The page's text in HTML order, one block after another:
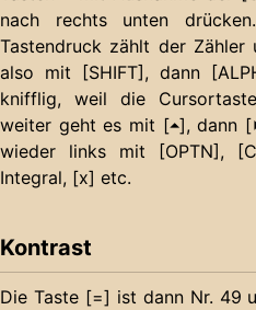
nach rechts unten
Tastendruck zählt der Zähler
also mit [SHIFT], dann
knifflig, weil die
weiter geht es mit [⏶], dann
wieder links mit [OPTN],
Integral, [x] etc.
Kontrast
Die Taste [=] ist dann Nr. 49